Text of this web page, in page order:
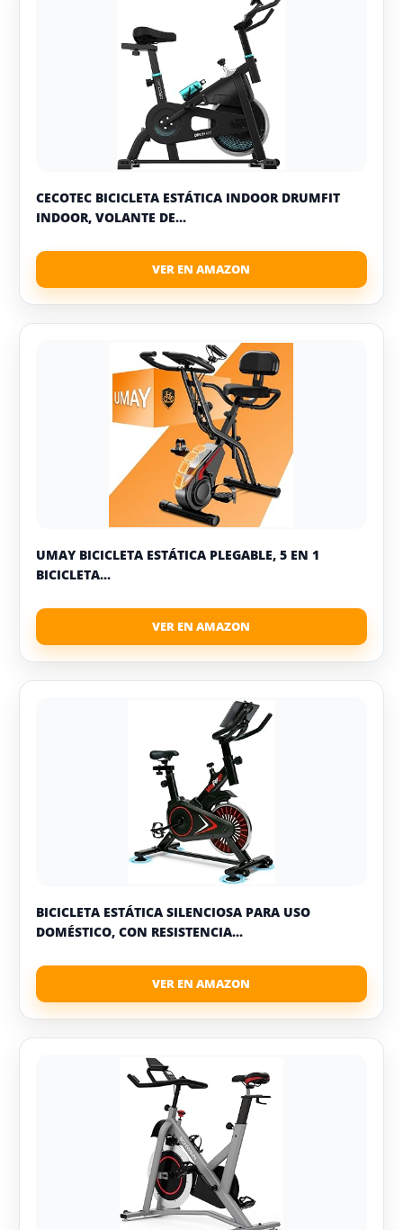
CECOTEC BICICLETA ESTÁTICA INDOOR DRUMFIT
INDOOR, VOLANTE DE...
UMAY BICICLETA ESTÁTICA PLEGABLE, 5 EN 1
BICICLETA...
BICICLETA ESTÁTICA SILENCIOSA PARA USO
DOMÉSTICO, CON RESISTENCIA...